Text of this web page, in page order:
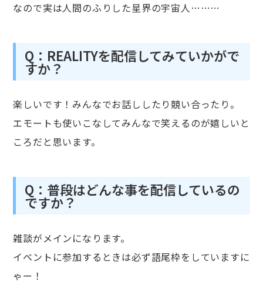
なので実は人間のふりした星界の宇宙人………
Q：REALITYを配信してみていかがで
すか？
楽しいです！みんなでお話ししたり競い合ったり。
エモートも使いこなしてみんなで笑えるのが嬉しいと
ころだと思います。
Q：普段はどんな事を配信しているの
ですか？
雑談がメインになります。
イベントに参加するときは必ず語尾枠をしていますに
ゃー！